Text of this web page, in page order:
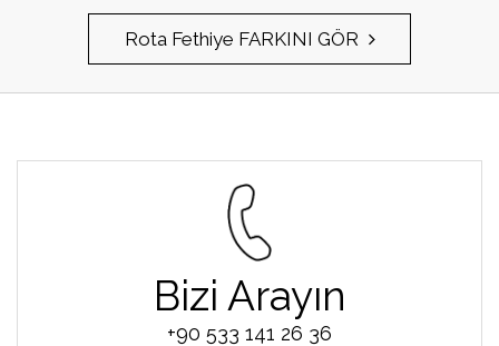
Rota Fethiye FARKINI GÖR
Bizi Arayın
+90 533 141 26 36